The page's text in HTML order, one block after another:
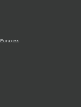
Euraxess